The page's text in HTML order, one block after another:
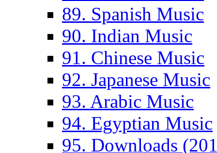
89. Spanish Music
90. Indian Music
91. Chinese Music
92. Japanese Music
93. Arabic Music
94. Egyptian Music
95. Downloads